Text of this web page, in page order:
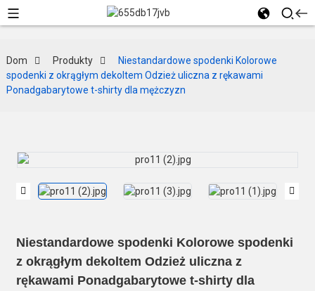
Dom Produkty
Niestandardowe spodenki Kolorowe
spodenki z okrągłym dekoltem Odzież uliczna z rękawami
Ponadgabarytowe t-shirty dla mężczyzn
Niestandardowe spodenki Kolorowe spodenki
z okrągłym dekoltem Odzież uliczna z
rękawami Ponadgabarytowe t-shirty dla